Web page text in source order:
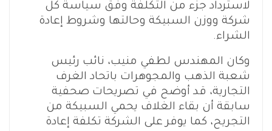
لاسترداد جزء من التكلفة وفق سياسة كل
شركة ووزن السبيكة وحالتها وشروط إعادة
الشراء.
وكان المهندس لطفي منيب، نائب رئيس
شعبة الذهب والمجوهرات باتحاد الغرف
التجارية، قد أوضح في تصريحات صحفية
سابقة أن بقاء الغلاف يحمي السبيكة من
التجريح، كما يوفر على الشركة تكلفة إعادة